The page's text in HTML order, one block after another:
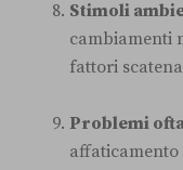
Stimoli
cambiamenti
fattori
Problemi
affaticamento